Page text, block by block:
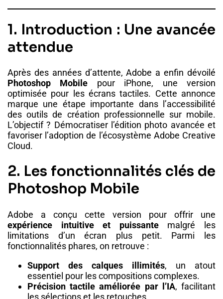
1. Introduction : Une avancée
attendue
Après des années d’attente, Adobe a enfin dévoilé
Photoshop Mobile pour iPhone, une version
optimisée pour les écrans tactiles. Cette annonce
marque une étape importante dans l’accessibilité
des outils de création professionnelle sur mobile.
L’objectif ? Démocratiser l’édition photo avancée et
favoriser l’adoption de l’écosystème Adobe Creative
Cloud.
2. Les fonctionnalités clés de
Photoshop Mobile
Adobe a conçu cette version pour offrir une
expérience intuitive et puissantemalgré les
limitations d’un écran plus petit. Parmi les
fonctionnalités phares, on retrouve :
Support des calques illimités, un atout
essentiel pour les compositions complexes.
Précision tactile améliorée par l’IA, facilitant
les sélections et les retouches.